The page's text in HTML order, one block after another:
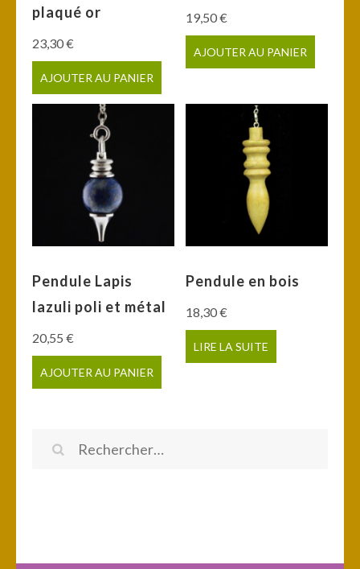
plaqué or
23,30€
AJOUTER AU PANIER
19,50€
AJOUTER AU PANIER
Pendule Lapis
lazuli poli et métal
20,55 €
AJOUTER AU PANIER
Pendule en bois
18,30€
LIRE LA SUITE
Rechercher :